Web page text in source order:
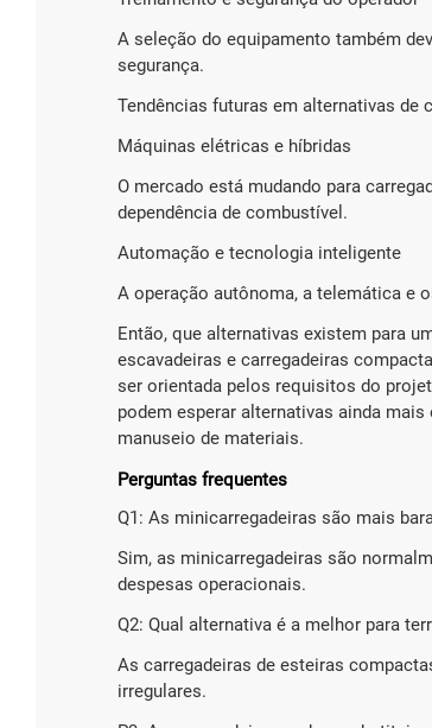
A seleção do equipamento também
segurança.
Tendências futuras em alternativas de
Máquinas elétricas e híbridas
O mercado está mudando para
dependência de combustível.
Automação e tecnologia inteligente
A operação autônoma, a telemática e
Então, que alternativas existem para
escavadeiras e carregadeiras
ser orientada pelos requisitos do
podem esperar alternativas ainda
manuseio de materiais.
Perguntas frequentes
Q1: As minicarregadeiras são mais
Sim, as minicarregadeiras são
despesas operacionais.
Q2: Qual alternativa é a melhor para
As carregadeiras de esteiras
irregulares.